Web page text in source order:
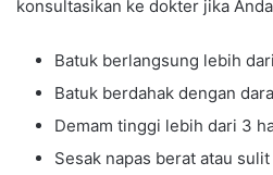
konsultasikan ke dokter jika
Batuk berlangsung lebih
Batuk berdahak dengan
Demam tinggi lebih dari 3
Sesak napas berat atau